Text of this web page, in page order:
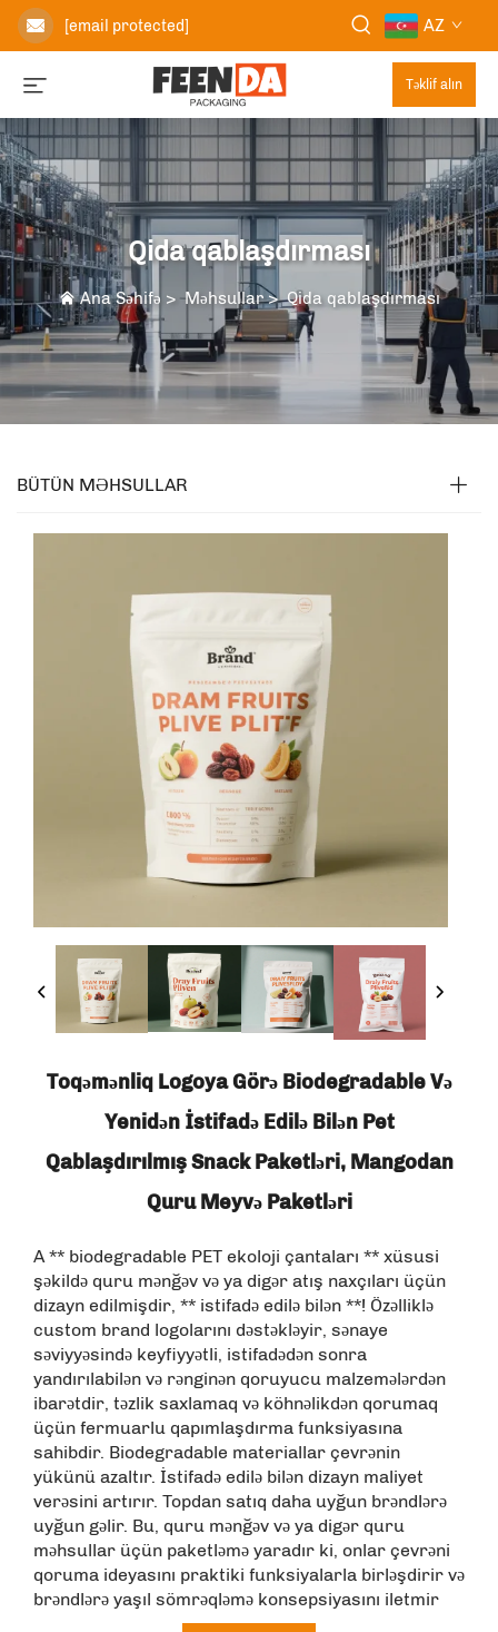
[email protected] AZ
Təklif alın
Qida qablaşdırması
Ana Səhifə >Məhsullar>Qida qablaşdırması
BÜTÜN MƏHSULLAR
Toqəmənliq Logoya Görə Biodegradable Və
Yenidən İstifadə Edilə Bilən Pet
Qablaşdırılmış Snack Paketləri, Mangodan
Quru Meyvə Paketləri
A ** biodegradable PET ekoloji çantaları ** xüsusi
şəkildə quru mənğəv və ya digər atış naxçıları üçün
dizayn edilmişdir, ** istifadə edilə bilən **! Özəlliklə
custom brand logolarını dəstəkləyir, sənaye
səviyyəsində keyfiyyətli, istifadədən sonra
yandırılabilən və rənginən qoruyucu malzemələrdən
ibarətdir, təzlik saxlamaq və köhnəlikdən qorumaq
üçün fermuarlu qapımlaşdırma funksiyasına
sahibdir. Biodegradable materiallar çevrənin
yükünü azaltır. İstifadə edilə bilən dizayn maliyet
verəsini artırır. Topdan satıq daha uyğun brəndlərə
uyğun gəlir. Bu, quru mənğəv və ya digər quru
məhsullar üçün paketləmə yaradır ki, onlar çevrəni
qoruma ideyasını praktiki funksiyalarla birləşdirir və
brəndlərə yaşıl sömrəqləmə konsepsiyasını iletmir